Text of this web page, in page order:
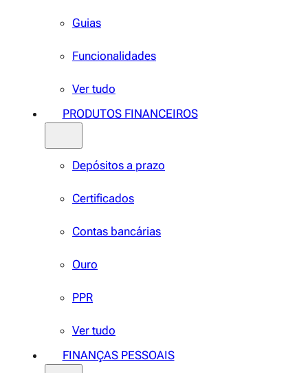
Guias
Funcionalidades
Ver tudo
PRODUTOS FINANCEIROS
Depósitos a prazo
Certificados
Contas bancárias
Ouro
PPR
Ver tudo
FINANÇAS PESSOAIS